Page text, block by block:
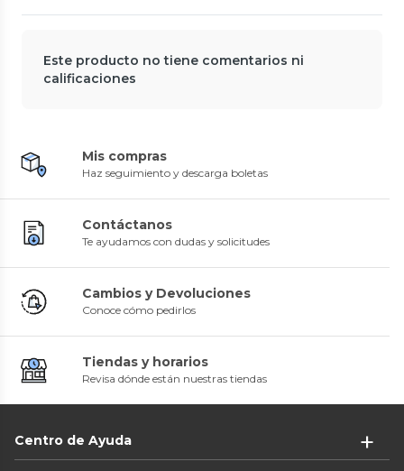
Este producto no tiene comentarios ni
calificaciones
Mis compras
Haz seguimiento y descarga boletas
Contáctanos
Te ayudamos con dudas y solicitudes
Cambios y Devoluciones
Conoce cómo pedirlos
Tiendas y horarios
Revisa dónde están nuestras tiendas
Centro de Ayuda